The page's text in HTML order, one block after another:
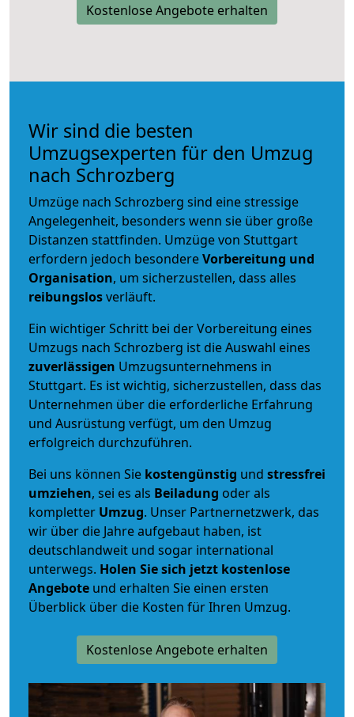
Kostenlose Angebote erhalten
Wir sind die besten
Umzugsexperten für den Umzug
nach Schrozberg
Umzüge nach Schrozberg sind eine stressige
Angelegenheit, besonders wenn sie über große
Distanzen stattfinden. Umzüge von Stuttgart
erfordern jedoch besondereVorbereitung und
Organisation, um sicherzustellen, dass alles
reibungslosverläuft.
Ein wichtiger Schritt bei der Vorbereitung eines
Umzugs nach Schrozberg ist die Auswahl eines
zuverlässigen Umzugsunternehmens in
Stuttgart. Es ist wichtig, sicherzustellen, dass das
Unternehmen über die erforderliche Erfahrung
und Ausrüstung verfügt, um den Umzug
erfolgreich durchzuführen.
Bei uns können Sie kostengünstig und stressfrei
umziehen, sei es als Beiladung oder als
kompletter Umzug. Unser Partnernetzwerk, das
wir über die Jahre aufgebaut haben, ist
deutschlandweit und sogar international
unterwegs. Holen Sie sich jetzt kostenlose
Angebote und erhalten Sie einen ersten
Überblick über die Kosten für Ihren Umzug.
Kostenlose Angebote erhalten